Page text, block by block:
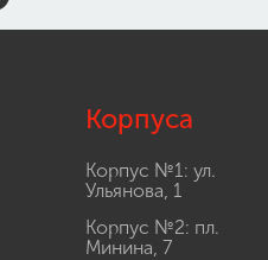
Корпуса
Корпус №1: ул.
Ульянова, 1
Корпус №2: пл.
Минина, 7